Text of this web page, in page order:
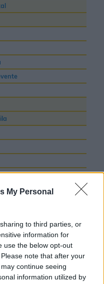
My Personal
to third parties, or
information for
use the below opt-out
note that after your
continue seeing
information utilized by